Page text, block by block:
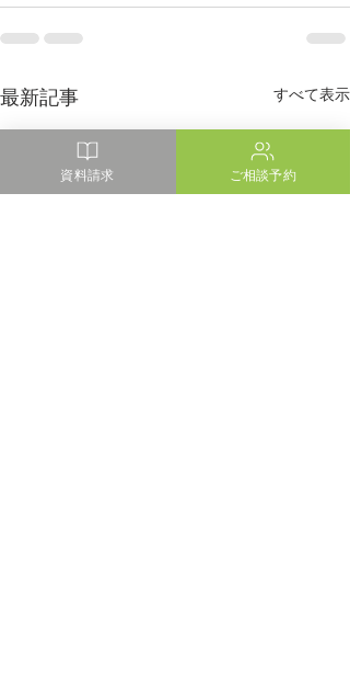
最新記事 すべて表示
資料請求 ご相談予約